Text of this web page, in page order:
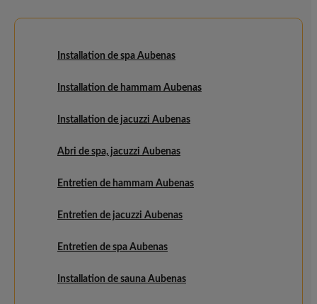
Installation de spa Aubenas
Installation de hammam Aubenas
Installation de jacuzzi Aubenas
Abri de spa, jacuzzi Aubenas
Entretien de hammam Aubenas
Entretien de jacuzzi Aubenas
Entretien de spa Aubenas
Installation de sauna Aubenas